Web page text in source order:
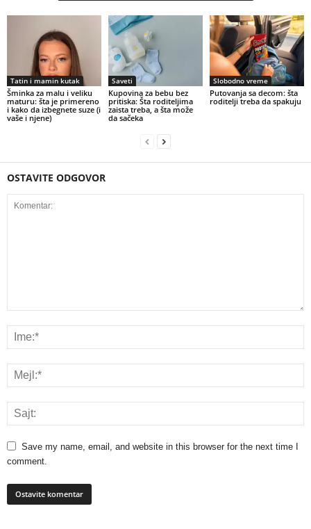
Tatin i mamin kutak
Šminka za malu i veliku
maturu: šta je primereno
i kako da izbegnete suze (i
vaše i njene)
Saveti
Kupovina za bebu bez
pritiska: Šta roditeljima
zaista treba, a šta može
da sačeka
Slobodno vreme
Putovanja sa decom: šta
roditelji treba da spakuju
OSTAVITE ODGOVOR
Save my name, email, and website in this browser for the next time I
comment.